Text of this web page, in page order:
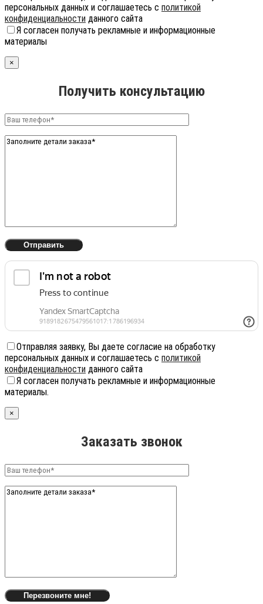
персональных данных и соглашаетесь с политикой
конфиденциальности данного сайта
Я согласен получать рекламные и информационные
материалы
×
Получить консультацию
Отправляя заявку, Вы даете согласие на обработку
персональных данных и соглашаетесь с политикой
конфиденциальности данного сайта
Я согласен получать рекламные и информационные
материалы.
×
Заказать звонок